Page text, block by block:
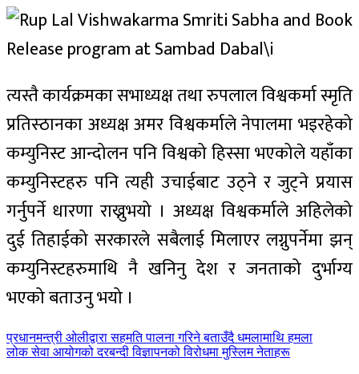
त्यस्तै कार्यक्रमका सभाध्यक्ष तथा रुपलाल विश्वकर्मा स्मृति
प्रतिस्‍ठानका अध्यक्ष अमर विश्वकर्माले नेपालमा भइरहेको
कम्युनिस्ट आन्दोलन पनि विश्वको हिस्सा भएकोले यहाँका
कम्युनिस्टहरु पनि त्यही उचाईबाट उठ्ने र जुट्ने प्रयास
गर्नुपर्ने धारणा राख्नुभयो । अध्यक्ष विश्वकर्माले अहिलेको
दुई तिहाईको सरकारले सबैलाई मिलाएर लग्नुपर्नेमा झन्
कम्युनिस्टहरुमाथि नै खनिनु देश र जनताको दुर्भाग्य
भएको बताउनु भयो ।
पछिल्लाे
-
प्रधानमन्त्री ओलीद्वारा सहमति पालना गरिने बताउँदै धमलामाथि हमला
अघिल्लाे
लोक सेवा आयोगको दरबन्दी विज्ञापनको विरोधमा मुस्लिम नेताहरू